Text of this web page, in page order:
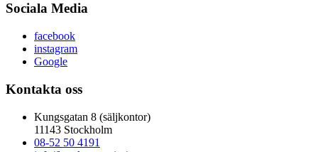
Sociala Media
facebook
instagram
Google
Kontakta oss
Kungsgatan 8 (säljkontor)
11143 Stockholm
08-52 50 4191